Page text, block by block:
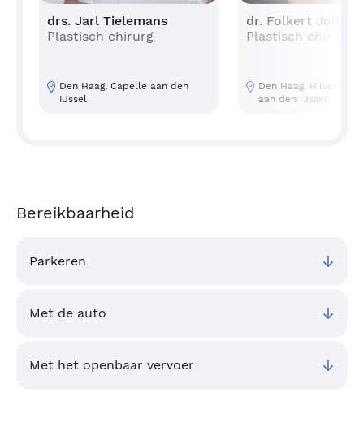
drs. Jarl Tielemans
Plastisch chirurg
Den Haag, Capelle aan den
IJssel
dr. Folkert Jolink
Plastisch chirurg
Den Haag, Hilversum,
aan den IJssel
Bereikbaarheid
Parkeren
Met de auto
Met het openbaar vervoer